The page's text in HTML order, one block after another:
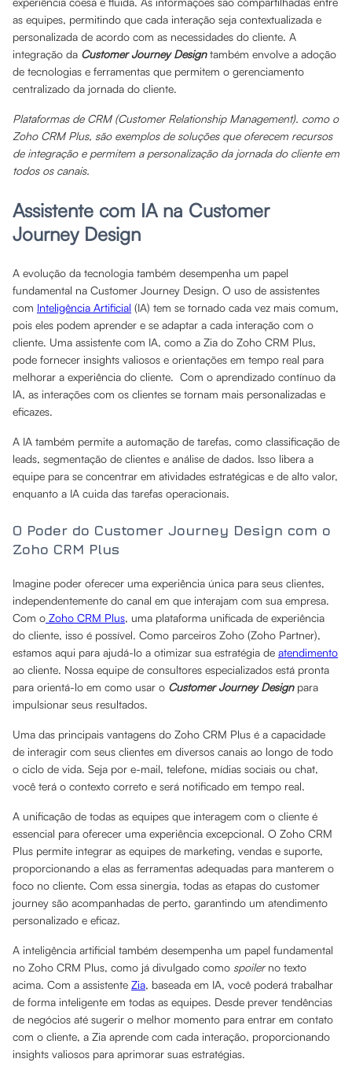
as equipes, permitindo que cada interação seja contextualizada e
personalizada de acordo com as necessidades do cliente. A
integração da Customer Journey Designtambém envolve a adoção
de tecnologias e ferramentas que permitem o gerenciamento
centralizado da jornada do cliente.
Plataformas de CRM (Customer Relationship Management). como o
Zoho CRM Plus, são exemplos de soluções que oferecem recursos
de integração e permitem a personalização da jornada do cliente em
todos os canais.
Assistente com IA na Customer
Journey Design
A evolução da tecnologia também desempenha um papel
fundamental na Customer Journey Design. O uso de assistentes
com Inteligência Artificial (IA) tem se tornado cada vez mais comum,
pois eles podem aprender e se adaptar a cada interação com o
cliente. Uma assistente com IA, como a Zia do Zoho CRM Plus,
pode fornecer insights valiosos e orientações em tempo real para
melhorar a experiência do cliente. Com o aprendizado contínuo da
IA, as interações com os clientes se tornam mais personalizadas e
eficazes.
A IA também permite a automação de tarefas, como classificação de
leads, segmentação de clientes e análise de dados. Isso libera a
equipe para se concentrar em atividades estratégicas e de alto valor,
enquanto a IA cuida das tarefas operacionais.
O Poder do Customer Journey Design com o
Zoho CRM Plus
Imagine poder oferecer uma experiência única para seus clientes,
independentemente do canal em que interajam com sua empresa.
Com o Zoho CRM Plus, uma plataforma unificada de experiência
do cliente, isso é possível. Como parceiros Zoho (Zoho Partner),
estamos aqui para ajudá-lo a otimizar sua estratégia de atendimento
ao cliente. Nossa equipe de consultores especializados está pronta
para orientá-lo em como usar o Customer Journey Designpara
impulsionar seus resultados.
Uma das principais vantagens do Zoho CRM Plus é a capacidade
de interagir com seus clientes em diversos canais ao longo de todo
o ciclo de vida. Seja por e-mail, telefone, mídias sociais ou chat,
você terá o contexto correto e será notificado em tempo real.
A unificação de todas as equipes que interagem com o cliente é
essencial para oferecer uma experiência excepcional. O Zoho CRM
Plus permite integrar as equipes de marketing, vendas e suporte,
proporcionando a elas as ferramentas adequadas para manterem o
foco no cliente. Com essa sinergia, todas as etapas do customer
journey são acompanhadas de perto, garantindo um atendimento
personalizado e eficaz.
A inteligência artificial também desempenha um papel fundamental
no Zoho CRM Plus, como já divulgado como spoilerno texto
acima. Com a assistente Zia, baseada em IA, você poderá trabalhar
de forma inteligente em todas as equipes. Desde prever tendências
de negócios até sugerir o melhor momento para entrar em contato
com o cliente, a Zia aprende com cada interação, proporcionando
insights valiosos para aprimorar suas estratégias.